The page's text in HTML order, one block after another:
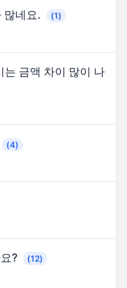
많네요.
(1)
는 금액 차이 많이 나
(4)
?
(12)